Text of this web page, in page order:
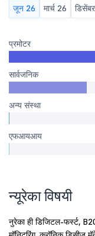
जून 26 मार्च 26
प्रमोटर
सार्वजनिक
अन्य संस्था
एफआयआय
न्यूरेका विषयी
नुरेका ही डिजिटल-फर्स्ट,